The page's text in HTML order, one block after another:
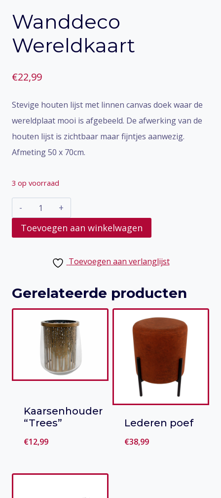
Wanddeco
Wereldkaart
€22,99
Stevige houten lijst met linnen canvas doek waar de
wereldplaat mooi is afgebeeld. De afwerking van de
houten lijst is zichtbaar maar fijntjes aanwezig.
Afmeting 50 x 70cm.
3 op voorraad
Wanddeco
Wereldkaart
aantal
Toevoegen aan winkelwagen
Toevoegen aan verlanglijst
Gerelateerde producten
Kaarsenhouder
“Trees”
€12,99
aan verlanglijst
Lederen poef
€38,99